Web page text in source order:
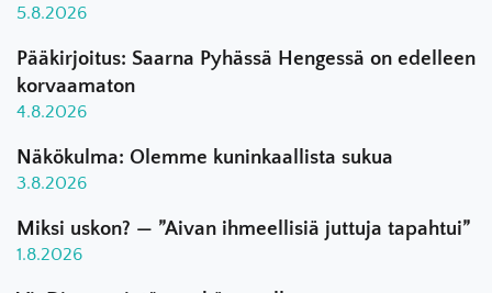
5.8.2026
Pääkirjoitus: Saarna Pyhässä Hengessä on edelleen
korvaamaton
4.8.2026
Näkökulma: Olemme kuninkaallista sukua
3.8.2026
Miksi uskon? — ”Aivan ihmeellisiä juttuja tapahtui”
1.8.2026